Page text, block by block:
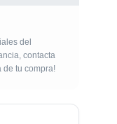
del
contacta
de tu compra!